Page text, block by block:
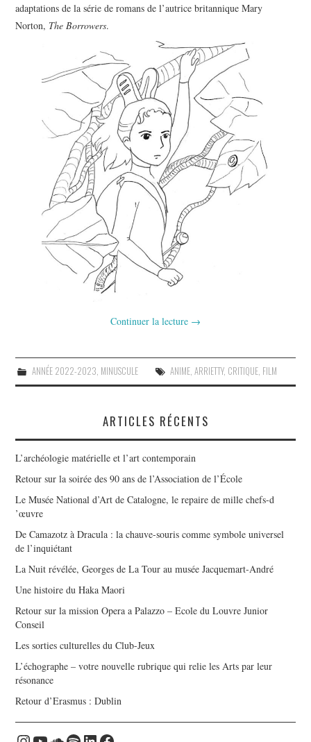
adaptations de la série de romans de l’autrice britannique Mary
Norton, The Borrowers.
Continuer la lecture →
ANNÉE 2022-2023, MINUSCULE ANIME, ARRIETTY, CRITIQUE, FILM
ARTICLES RÉCENTS
L’archéologie matérielle et l’art contemporain
Retour sur la soirée des 90 ans de l’Association de l’École
Le Musée National d’Art de Catalogne, le repaire de mille chefs-d
’œuvre
De Camazotz à Dracula : la chauve-souris comme symbole universel
de l’inquiétant
La Nuit révélée, Georges de La Tour au musée Jacquemart-André
Une histoire du Haka Maori
Retour sur la mission Opera a Palazzo – Ecole du Louvre Junior
Conseil
Les sorties culturelles du Club-Jeux
L’échographe – votre nouvelle rubrique qui relie les Arts par leur
résonance
Retour d’Erasmus : Dublin